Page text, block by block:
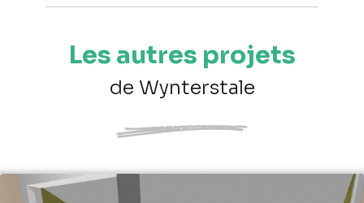
Les autres projets
de Wynterstale